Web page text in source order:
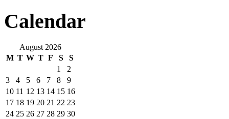
Calendar
August 2026
M T W T F S
S
1
2
3
4 5 6 7 8
9
10 11 12 13 14 15 16
17 18 19 20 21 22 23
24 25 26 27 28 29 30